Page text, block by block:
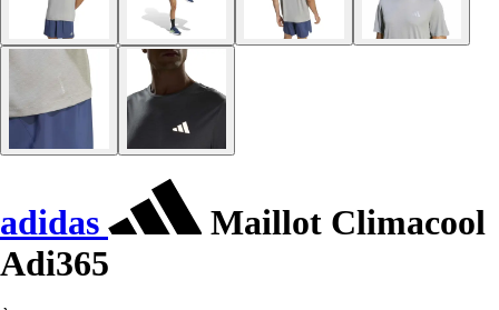
adidas
Maillot Climacool
Adi365